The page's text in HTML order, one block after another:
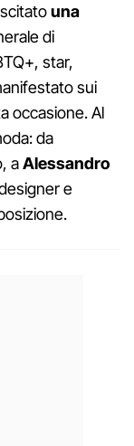
una
di
star,
sui
occasione. Al
da
aAlessandro
e